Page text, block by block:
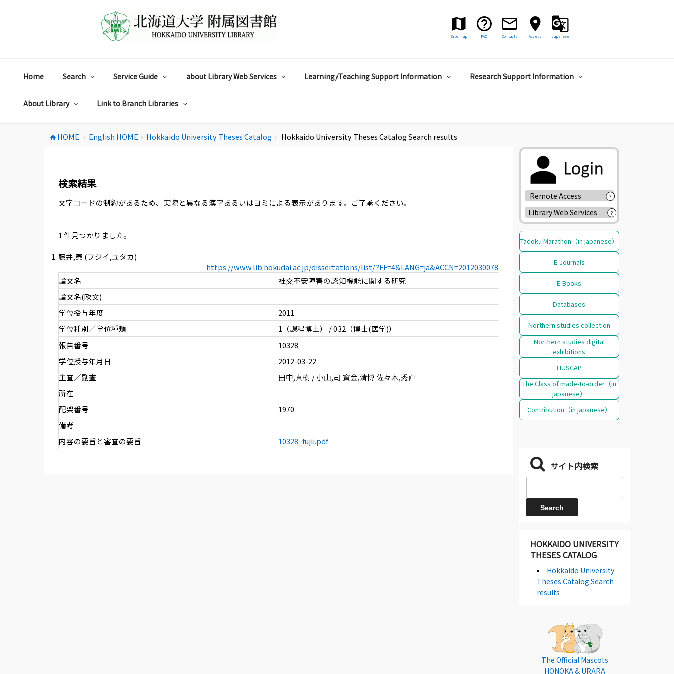
Site map FAQ Contacts Access Japanese
Home Search Service Guide about Library Web Services Learning/Teaching Support Information Research Support Information
About Library Link to Branch Libraries
home HOME chevron_right English HOME chevron_right Hokkaido University Theses Catalog chevron_right Hokkaido University Theses Catalog Search results
検索結果
文字コードの制約があるため、実際と異なる漢字あるいはヨミによる表示があります。ご了承ください。
1 件見つかりました。
藤井,泰 (フジイ,ユタカ)
https://www.lib.hokudai.ac.jp/dissertations/list/?FF=4&LANG=ja&ACCN=2012030078
論文名
社交不安障害の認知機能に関する研究
論文名(欧文)
学位授与年度
2011
学位種別／学位種類
1（課程博士） / 032（博士(医学)）
報告番号
10328
学位授与年月日
2012-03-22
主査／副査
田中,真樹 / 小山,司 寳金,清博 佐々木,秀直
所在
配架番号
1970
備考
内容の要旨と審査の要旨
10328_fujii.pdf
Remote Access ?
Library Web Services ?
Tadoku Marathon（in japanese）
E-Journals
E-Books
Databases
Northern studies collection
Northern studies digital
exhibitions
HUSCAP
The Class of made-to-order（in
japanese）
Contribution（in japanese）
サイト内検索
HOKKAIDO UNIVERSITY
THESES CATALOG
Hokkaido University
Theses Catalog Search
results
The Official Mascots
HONOKA & URARA